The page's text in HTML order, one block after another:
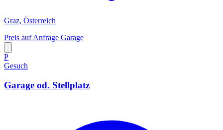
Graz, Österreich
Preis auf Anfrage Garage
P
Gesuch
Garage od. Stellplatz